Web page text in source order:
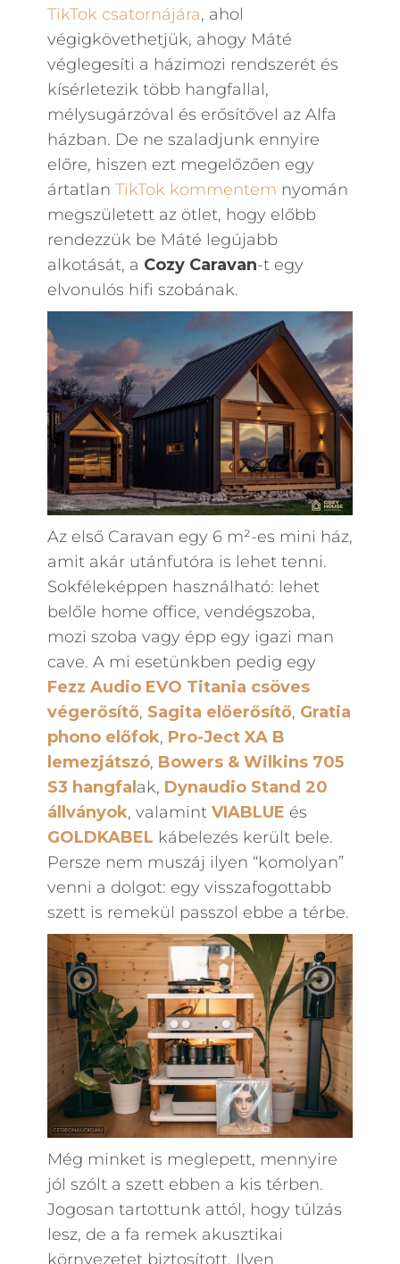
TikTok csatornájára, ahol
végigkövethetjük, ahogy Máté
véglegesíti a házimozi rendszerét és
kísérletezik több hangfallal,
mélysugárzóval és erősítővel az Alfa
házban. De ne szaladjunk ennyire
előre, hiszen ezt megelőzően egy
ártatlan TikTok kommentem nyomán
megszületett az ötlet, hogy előbb
rendezzük be Máté legújabb
alkotását, a Cozy Caravan-t egy
elvonulós hifi szobának.
Az első Caravan egy 6 m²-es mini ház,
amit akár utánfutóra is lehet tenni.
Sokféleképpen használható: lehet
belőle home office, vendégszoba,
mozi szoba vagy épp egy igazi man
cave. A mi esetünkben pedig egy
Fezz Audio EVO Titania csöves
végerősítő, Sagita előerősítő, Gratia
phono előfok, Pro-Ject XA B
lemezjátszó, Bowers & Wilkins 705
S3 hangfal ak, Dynaudio Stand 20
állványok, valamint VIABLUE és
GOLDKABEL kábelezés került bele.
Persze nem muszáj ilyen “komolyan”
venni a dolgot: egy visszafogottabb
szett is remekül passzol ebbe a térbe.
Még minket is meglepett, mennyire
jól szólt a szett ebben a kis térben.
Jogosan tartottunk attól, hogy túlzás
lesz, de a fa remek akusztikai
környezetet biztosított. Ilyen